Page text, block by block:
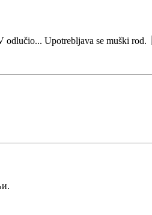
odlučio... Upotrebljava se muški rod.